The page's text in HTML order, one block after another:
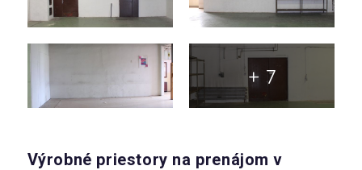
+ 7
Výrobné priestory na prenájom v